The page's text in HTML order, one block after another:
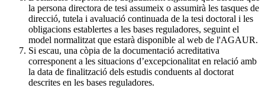
la persona directora de tesi assumeix o assumirà les tasques de
direcció, tutela i avaluació continuada de la tesi doctoral i les
obligacions establertes a les bases reguladores, seguint el
model normalitzat que estarà disponible al web de l'AGAUR.
Si escau, una còpia de la documentació acreditativa
corresponent a les situacions d’excepcionalitat en relació amb
la data de finalització dels estudis conduents al doctorat
descrites en les bases reguladores.